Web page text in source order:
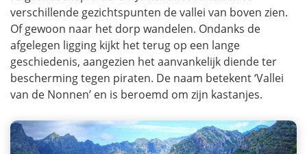
verschillende gezichtspunten de vallei van boven zien.
Of gewoon naar het dorp wandelen. Ondanks de
afgelegen ligging kijkt het terug op een lange
geschiedenis, aangezien het aanvankelijk diende ter
bescherming tegen piraten. De naam betekent ‘Vallei
van de Nonnen’ en is beroemd om zijn kastanjes.